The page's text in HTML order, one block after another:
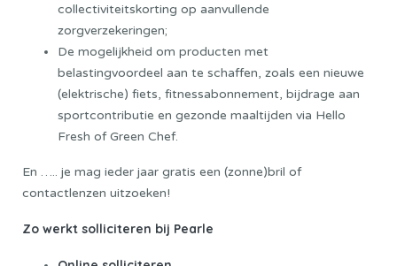
collectiviteitskorting op aanvullende
zorgverzekeringen;
De mogelijkheid om producten met
belastingvoordeel aan te schaffen, zoals een nieuwe
(elektrische) fiets, fitnessabonnement, bijdrage aan
sportcontributie en gezonde maaltijden via Hello
Fresh of Green Chef.
En ….. je mag ieder jaar gratis een (zonne)bril of
contactlenzen uitzoeken!
Zo werkt solliciteren bij Pearle